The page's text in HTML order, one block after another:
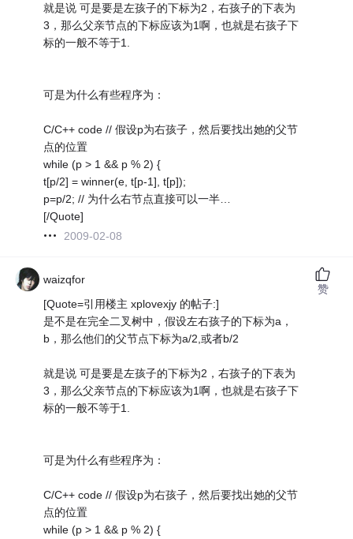
就是说 可是要是左孩子的下标为2，右孩子的下表为
3，那么父亲节点的下标应该为1啊，也就是右孩子下
标的一般不等于1.
可是为什么有些程序为：
C/C++ code // 假设p为右孩子，然后要找出她的父节
点的位置
while (p > 1 && p % 2) {
t[p/2] = winner(e, t[p-1], t[p]);
p=p/2; // 为什么右节点直接可以一半…
[/Quote]
2009-02-08
waizqfor
[Quote=引用楼主 xplovexjy 的帖子:]
是不是在完全二叉树中，假设左右孩子的下标为a，
b，那么他们的父节点下标为a/2,或者b/2
就是说 可是要是左孩子的下标为2，右孩子的下表为
3，那么父亲节点的下标应该为1啊，也就是右孩子下
标的一般不等于1.
可是为什么有些程序为：
C/C++ code // 假设p为右孩子，然后要找出她的父节
点的位置
while (p > 1 && p % 2) {
赞